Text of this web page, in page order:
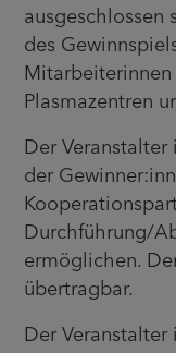
ausgeschlossen
des
Plasmazentren
Der
der
Durchführung/
ermöglichen.
übertragbar.
Der